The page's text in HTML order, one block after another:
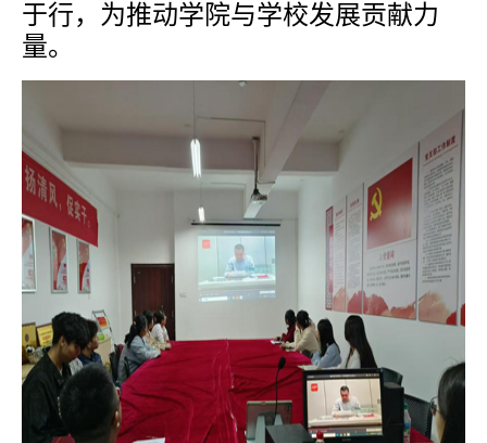
于行，为推动学院与学校发展贡献力
量。